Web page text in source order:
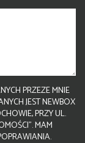
PRZEZE MNIE
JEST NEWBOX
PRZY UL.
MAM